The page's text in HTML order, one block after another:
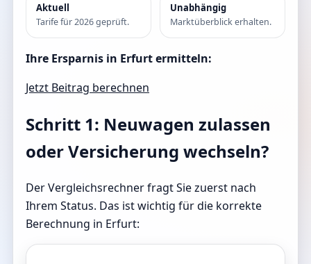
Aktuell
Tarife für 2026 geprüft.
Unabhängig
Marktüberblick erhalten.
Ihre Ersparnis in Erfurt ermitteln:
Jetzt Beitrag berechnen
Schritt 1: Neuwagen zulassen
oder Versicherung wechseln?
Der Vergleichsrechner fragt Sie zuerst nach
Ihrem Status. Das ist wichtig für die korrekte
Berechnung in Erfurt: